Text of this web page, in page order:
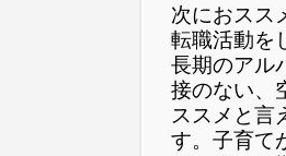
次におスス
転職活動を
長期のアル
接のない、
ススメと言
す。子育て